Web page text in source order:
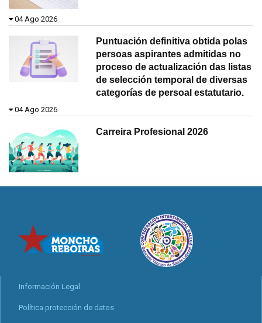
04 Ago 2026
Puntuación definitiva obtida polas
persoas aspirantes admitidas no
proceso de actualización das listas
de selección temporal de diversas
categorías de persoal estatutario.
04 Ago 2026
Carreira Profesional 2026
Información Legal
Política protección de datos